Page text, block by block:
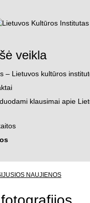
veikla
– Lietuvos kultūros
klausimai apie
NAUJIENOS